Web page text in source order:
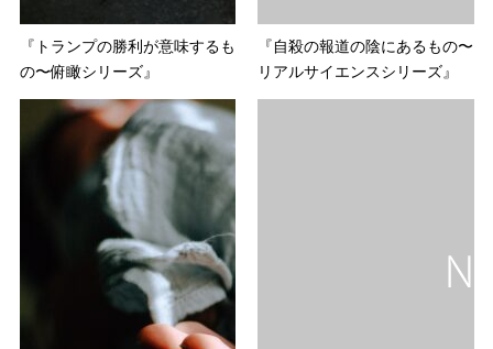
『トランプの勝利が意味するも
の〜俯瞰シリーズ』
『自殺の報道の陰にあるもの〜
リアルサイエンスシリーズ』